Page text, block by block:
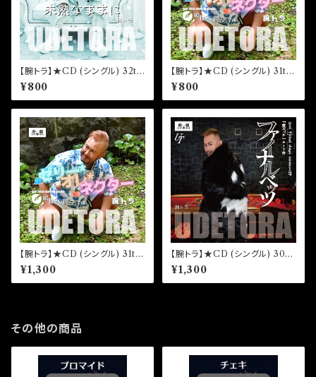
【腕トラ】★CD (シングル) 32th
「未熟なままに」(通常盤)
¥800
【腕トラ】★CD (シングル) 31th
「ゼリー＊オレ＊ネクター」(通常
盤)
¥800
【腕トラ】★CD (シングル) 31th
「ゼリー＊オレ＊ネクター」(初回
限定盤)
¥1,300
【腕トラ】★CD (シングル) 30th
「ファイナルベッツ」(初回限定
盤)
¥1,300
その他の商品